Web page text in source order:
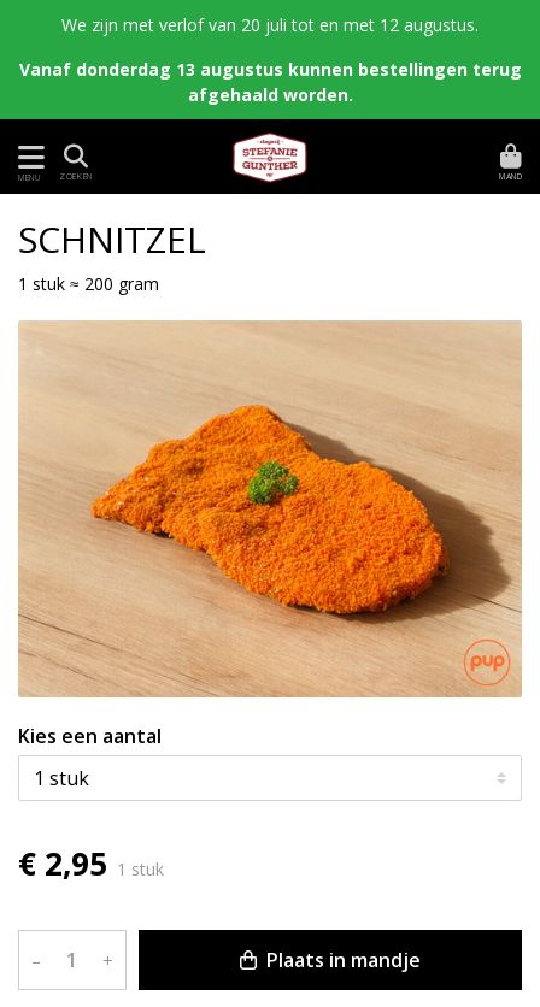
We zijn met verlof van 20 juli tot en met 12 augustus.
Vanaf donderdag 13 augustus kunnen bestellingen terug
afgehaald worden.
MENU ZOEKEN MAND
SCHNITZEL
1 stuk ≈ 200 gram
Kies een aantal
€ 2,95 1 stuk
– + Plaats in mandje